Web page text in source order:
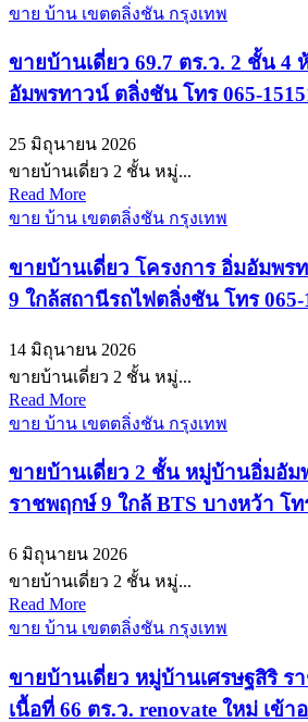
ขาย บ้าน เขตตลิ่งชัน กรุงเทพ
ขายบ้านเดี่ยว 69.7 ตร.ว. 2 ชั้น 4
อัมพรทาวน์ ตลิ่งชัน โทร 065-
25 มิถุนายน 2026
ขายบ้านเดี่ยว 2 ชั้น หมู่...
Read More
ขาย บ้าน เขตตลิ่งชัน กรุงเทพ
ขายบ้านเดี่ยว โครงการ อิ่มอัมพ
9 ใกล้สถานีรถไฟตลิ่งชัน โทร 065-
14 มิถุนายน 2026
ขายบ้านเดี่ยว 2 ชั้น หมู่...
Read More
ขาย บ้าน เขตตลิ่งชัน กรุงเทพ
ขายบ้านเดี่ยว 2 ชั้น หมู่บ้านอิ่มอัม
ราชพฤกษ์ 9 ใกล้ BTS บางหว้า โท
6 มิถุนายน 2026
ขายบ้านเดี่ยว 2 ชั้น หมู่...
Read More
ขาย บ้าน เขตตลิ่งชัน กรุงเทพ
ขายบ้านเดี่ยว หมู่บ้านเศรษฐสิริ ร
เนื้อที่ 66 ตร.ว. renovate ใหม่ เข้